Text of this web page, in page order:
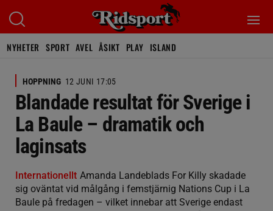
NYHETER SPORT AVEL ÅSIKT PLAY ISLAND
HOPPNING 12 JUNI 17:05
Blandade resultat för Sverige i
La Baule – dramatik och
laginsats
Internationellt Amanda Landeblads For Killy skadade
sig oväntat vid målgång i femstjärnig Nations Cup i La
Baule på fredagen – vilket innebar att Sverige endast